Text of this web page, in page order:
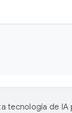
tecnología de IA